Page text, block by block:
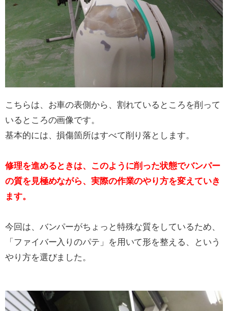
こちらは、お車の表側から、割れているところを削って
いるところの画像です。
基本的には、損傷箇所はすべて削り落とします。
修理を進めるときは、このように削った状態でバンパー
の質を見極めながら、実際の作業のやり方を変えていき
ます。
今回は、バンパーがちょっと特殊な質をしているため、
「ファイバー入りのパテ」を用いて形を整える、という
やり方を選びました。